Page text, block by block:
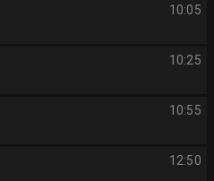
10:05
10:25
10:55
12:50